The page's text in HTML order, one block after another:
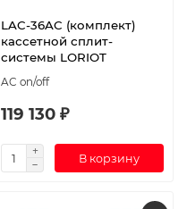
LAC-36AC (комплект)
кассетной сплит-
системы LORIOT
AC on/off
119 130 ₽
В корзину